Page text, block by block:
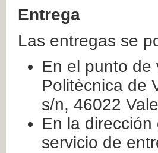
Entrega
Las entregas se
En el punto de
Politècnica de
s/n, 46022
En la
servicio de